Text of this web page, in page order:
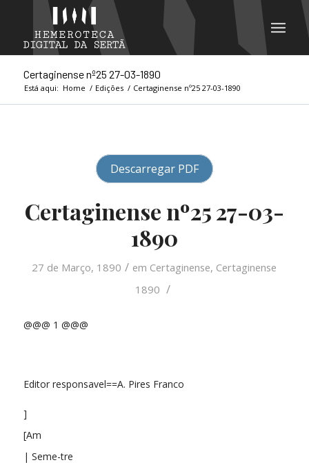
Certaginense nº25 27-03-1890
Está aqui: Home / Edições / Certaginense nº25 27-03-1890
Descarregar PDF
Certaginense nº25 27-03-
1890
27 de Março, 1890 / em Certaginense, Certaginense
1890 /
@@@ 1 @@@
Editor responsavel==A. Pires Franco
]
[Am
| Seme-tre